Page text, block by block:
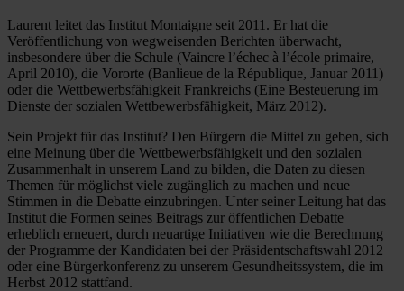
Laurent leitet das Institut Montaigne seit 2011. Er hat die
Veröffentlichung von wegweisenden Berichten überwacht,
insbesondere über die Schule (Vaincre l’échec à l’école primaire,
April 2010), die Vororte (Banlieue de la République, Januar 2011)
oder die Wettbewerbsfähigkeit Frankreichs (Eine Besteuerung im
Dienste der sozialen Wettbewerbsfähigkeit, März 2012).
Sein Projekt für das Institut? Den Bürgern die Mittel zu geben, sich
eine Meinung über die Wettbewerbsfähigkeit und den sozialen
Zusammenhalt in unserem Land zu bilden, die Daten zu diesen
Themen für möglichst viele zugänglich zu machen und neue
Stimmen in die Debatte einzubringen. Unter seiner Leitung hat das
Institut die Formen seines Beitrags zur öffentlichen Debatte
erheblich erneuert, durch neuartige Initiativen wie die Berechnung
der Programme der Kandidaten bei der Präsidentschaftswahl 2012
oder eine Bürgerkonferenz zu unserem Gesundheitssystem, die im
Herbst 2012 stattfand.